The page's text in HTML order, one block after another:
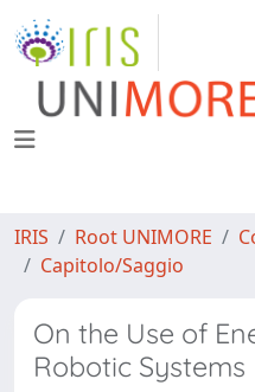
IRIS Root UNIMORE
Capitolo/Saggio
On the Use of
Robotic Systems